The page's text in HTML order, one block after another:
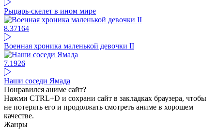
Рыцарь-скелет в ином мире
8.37164
Военная хроника маленькой девочки II
7.1926
Наши соседи Ямада
Понравился аниме сайт?
Нажми CTRL+D и сохрани сайт в закладках браузера, чтобы
не потерять его и продолжать смотреть аниме в хорошем
качестве.
Жанры